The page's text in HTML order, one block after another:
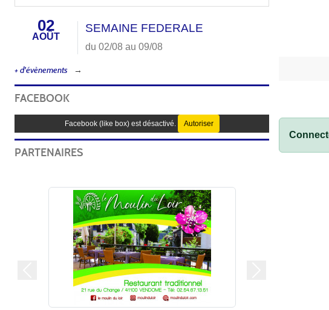
02
AOÛT
SEMAINE FEDERALE
du 02/08 au 09/08
+ d'évènements
FACEBOOK
Facebook (like box) est désactivé. Autoriser
PARTENAIRES